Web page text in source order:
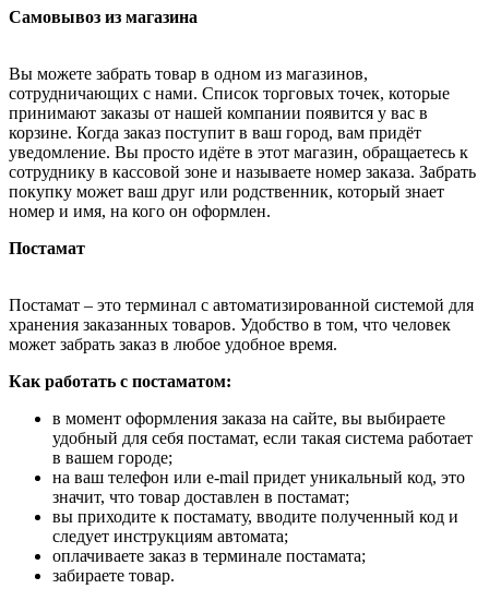
Самовывоз из магазина
Вы можете забрать товар в одном из магазинов,
сотрудничающих с нами. Список торговых точек, которые
принимают заказы от нашей компании появится у вас в
корзине. Когда заказ поступит в ваш город, вам придёт
уведомление. Вы просто идёте в этот магазин, обращаетесь к
сотруднику в кассовой зоне и называете номер заказа. Забрать
покупку может ваш друг или родственник, который знает
номер и имя, на кого он оформлен.
Постамат
Постамат – это терминал с автоматизированной системой для
хранения заказанных товаров. Удобство в том, что человек
может забрать заказ в любое удобное время.
Как работать с постаматом:
в момент оформления заказа на сайте, вы выбираете
удобный для себя постамат, если такая система работает
в вашем городе;
на ваш телефон или e-mail придет уникальный код, это
значит, что товар доставлен в постамат;
вы приходите к постамату, вводите полученный код и
следует инструкциям автомата;
оплачиваете заказ в терминале постамата;
забираете товар.